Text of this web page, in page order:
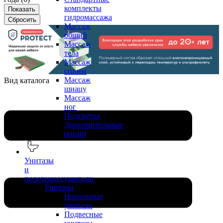
комплекты
гидромассажа
Массаж
общий
Массаж
тела
Массаж
спины
Массаж
шиацу
Массаж
ног
Подсветка
Дополнительные
опции
Унитазы
и
полотенцесушители
Унитазы
Напольные
унитазы
Подвесные
Вид каталога